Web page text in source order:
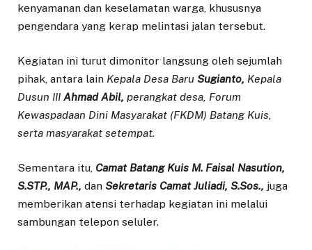
kenyamanan dan keselamatan warga, khususnya
pengendara yang kerap melintasi jalan tersebut.
Kegiatan ini turut dimonitor langsung oleh sejumlah
pihak, antara lain Kepala Desa Baru Sugianto, Kepala
Dusun III Ahmad Abil, perangkat desa, Forum
Kewaspadaan Dini Masyarakat (FKDM) Batang Kuis,
serta masyarakat setempat.
Sementara itu, Camat Batang Kuis M. Faisal Nasution,
S.STP., MAP., dan Sekretaris Camat Juliadi, S.Sos., juga
memberikan atensi terhadap kegiatan ini melalui
sambungan telepon seluler.